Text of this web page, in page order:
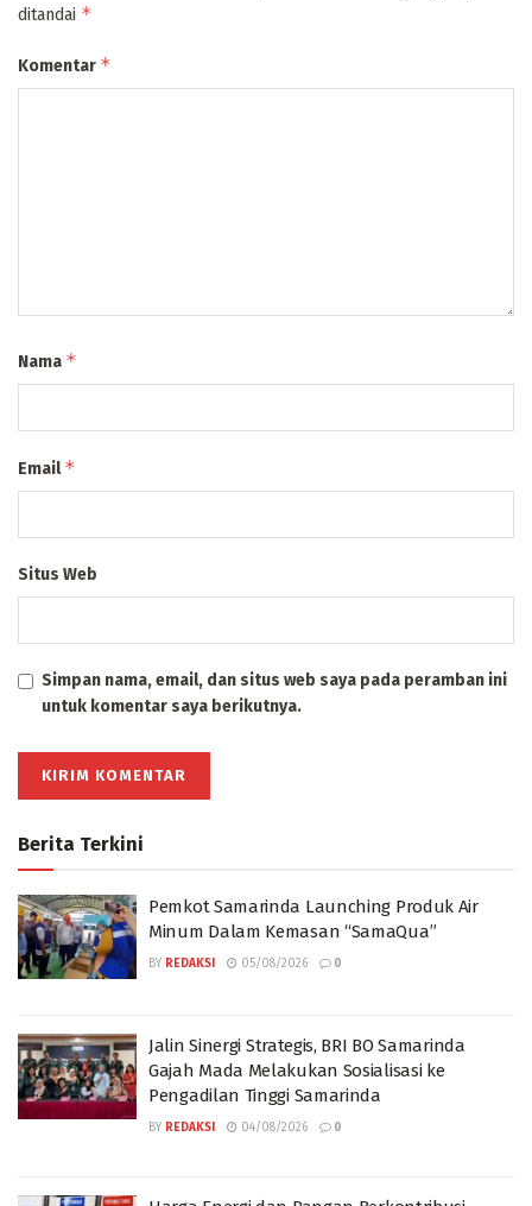
ditandai *
Komentar *
Nama *
Email*
Situs Web
Simpan nama, email, dan situs web saya pada peramban ini
untuk komentar saya berikutnya.
Berita Terkini
Pemkot Samarinda Launching Produk Air
Minum Dalam Kemasan “SamaQua”
BY REDAKSI 05/08/2026 0
Jalin Sinergi Strategis, BRI BO Samarinda
Gajah Mada Melakukan Sosialisasi ke
Pengadilan Tinggi Samarinda
BY REDAKSI 04/08/2026 0